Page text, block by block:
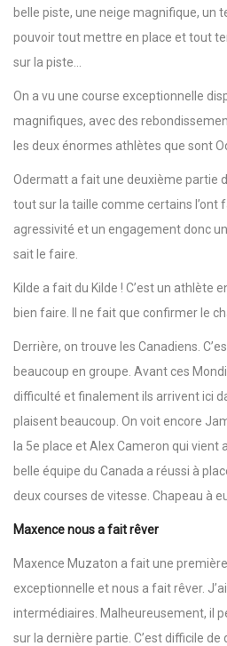
belle piste, une neige magnifique, un
pouvoir tout mettre en place et tout
sur la piste…
On a vu une course exceptionnelle
magnifiques, avec des
les deux énormes athlètes que sont
Odermatt a fait une deuxième partie
tout sur la taille comme certains l’ont
agressivité et un engagement donc
sait le faire.
Kilde a fait du Kilde ! C’est un athlète
bien faire. Il ne fait que confirmer le
Derrière, on trouve les Canadiens.
beaucoup en groupe. Avant ces
difficulté et finalement ils arrivent ici
plaisent beaucoup. On voit encore
la 5e place et Alex Cameron qui
belle équipe du Canada a réussi à
deux courses de vitesse. Chapeau à
Maxence nous a fait rêver
Maxence Muzaton a fait une
exceptionnelle et nous a fait rêver.
intermédiaires. Malheureusement, il
sur la dernière partie. C’est difficile